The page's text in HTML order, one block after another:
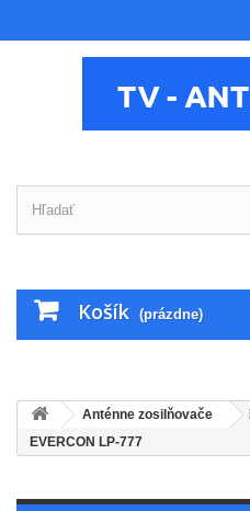
Košík (prázdne)
Anténne zosilňovače
EVERCON LP-777